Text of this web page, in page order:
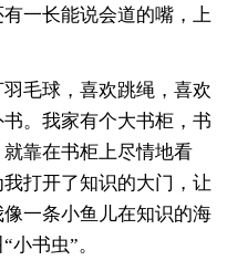
一长能说会道的嘴，上
毛球，喜欢跳绳，喜欢
。我家有个大书柜，书
靠在书柜上尽情地看
打开了知识的大门，让
一条小鱼儿在知识的海
书虫”。